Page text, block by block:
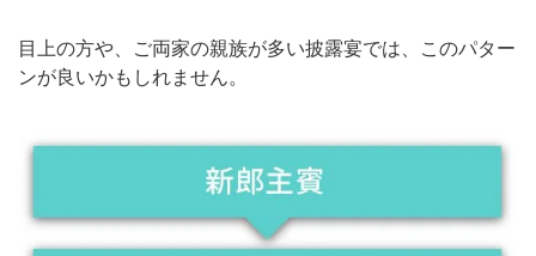
目上の方や、ご両家の親族が多い披露宴では、このパター
ンが良いかもしれません。